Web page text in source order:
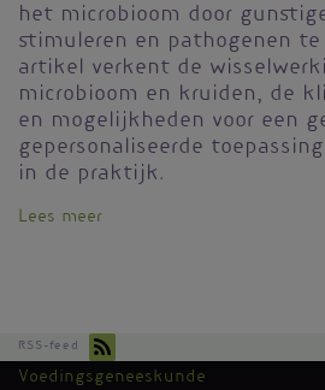
het microbioom door
stimuleren en pathogenen
artikel verkent de
microbioom en kruiden, de
en mogelijkheden voor een
gepersonaliseerde
in de praktijk.
Lees meer
RSS-feed
Voedingsgeneeskunde